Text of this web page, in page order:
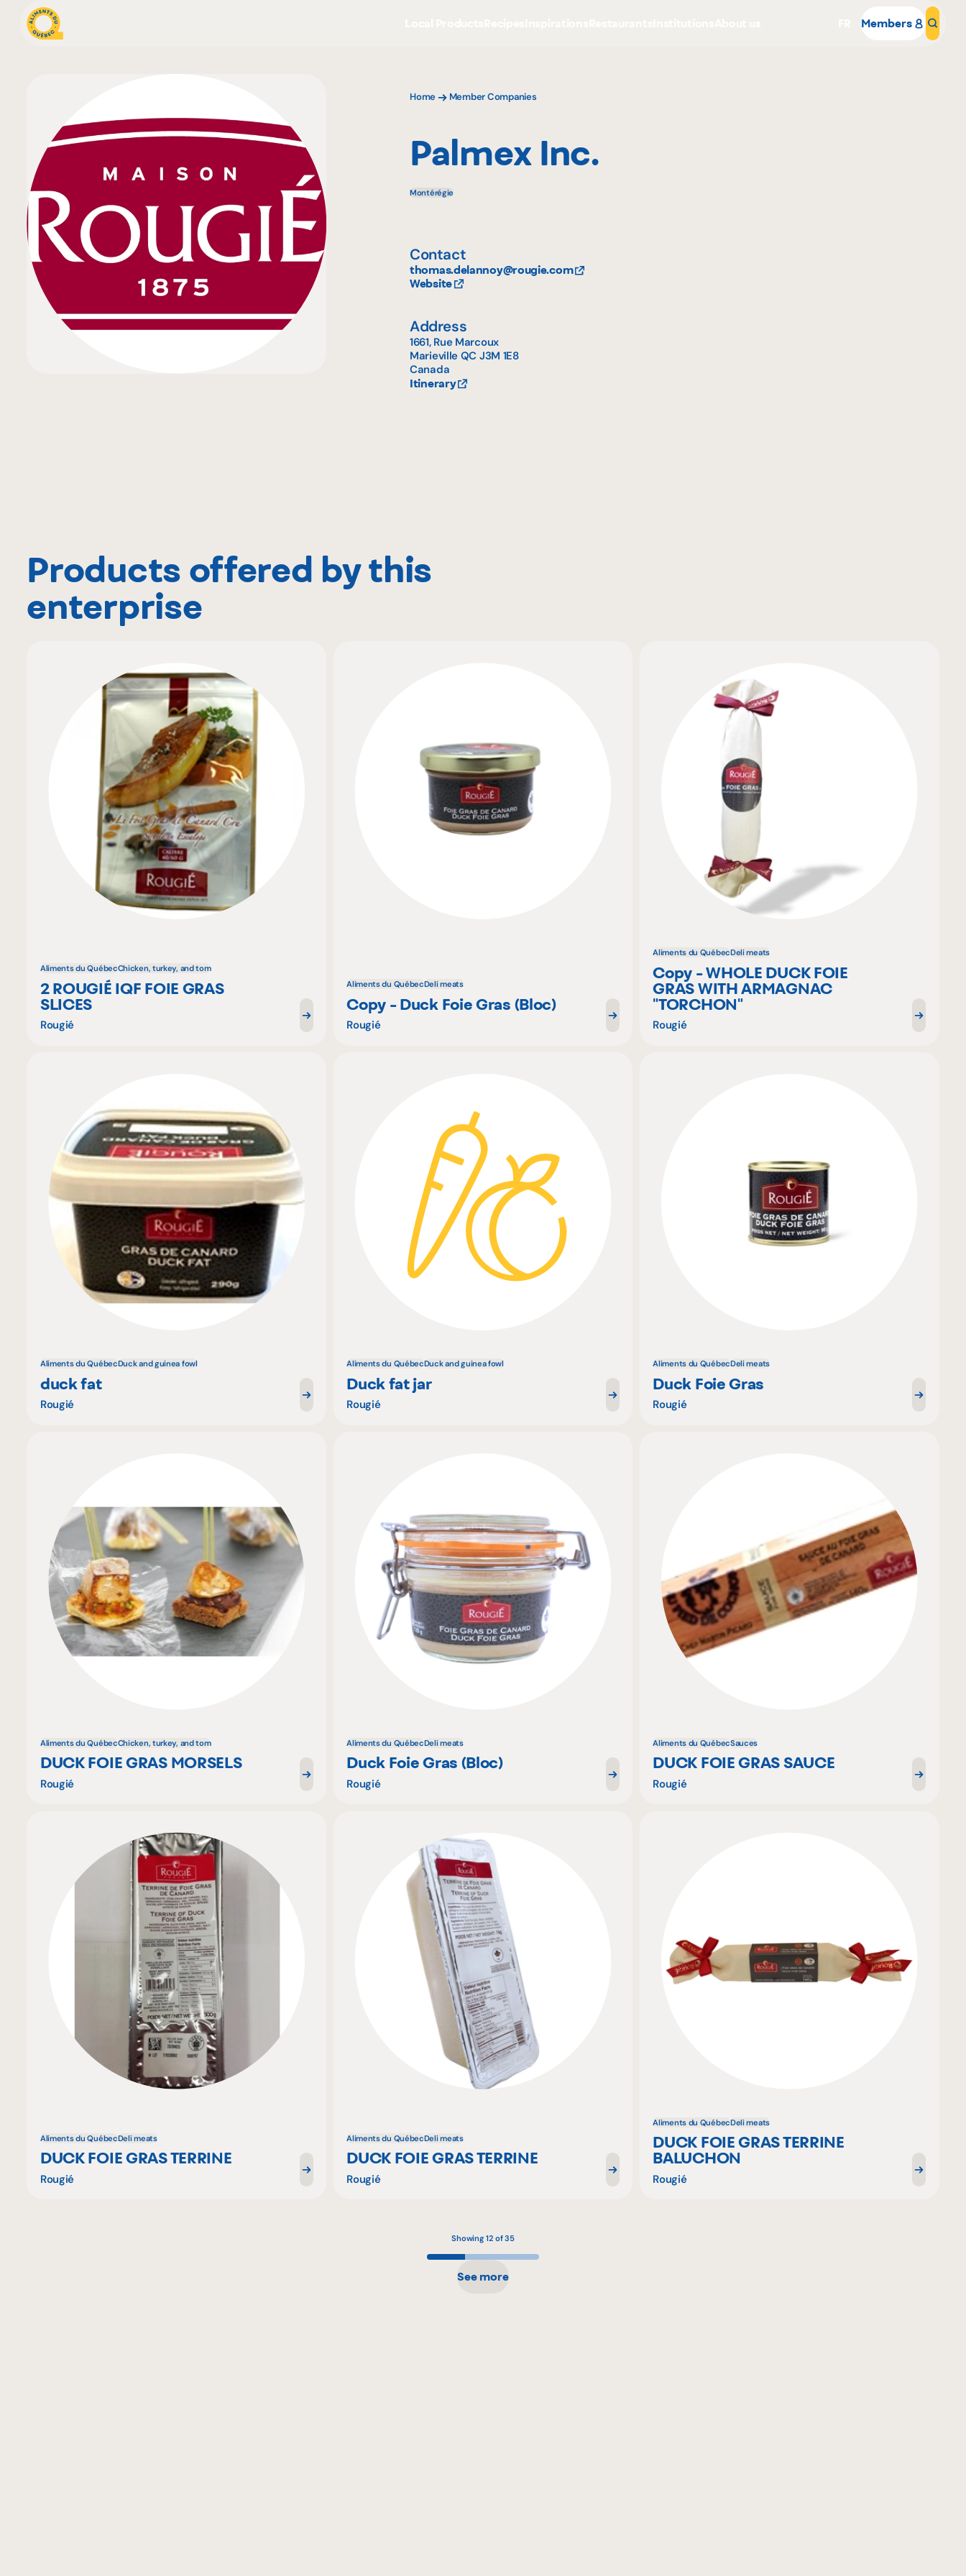
Members
Home Member Companies
Palmex Inc.
Montérégie
Contact
thomas.delannoy@rougie.com
Website
Address
1661, Rue Marcoux
Marieville QC J3M 1E8
Canada
Itinerary
Products offered by this
enterprise
Aliments du QuébecChicken, turkey, and tom
2 ROUGIÉ IQF FOIE GRAS
SLICES
Rougié
Aliments du QuébecDeli meats
Copy - Duck Foie Gras (Bloc)
Rougié
Aliments du QuébecDeli meats
Copy - WHOLE DUCK FOIE
GRAS WITH ARMAGNAC
"TORCHON"
Rougié
Aliments du QuébecDuck and guinea fowl
duck fat
Rougié
Aliments du QuébecDuck and guinea fowl
Duck fat jar
Rougié
Aliments du QuébecDeli meats
Duck Foie Gras
Rougié
Aliments du QuébecChicken, turkey, and tom
DUCK FOIE GRAS MORSELS
Rougié
Aliments du QuébecDeli meats
Duck Foie Gras (Bloc)
Rougié
Aliments du QuébecSauces
DUCK FOIE GRAS SAUCE
Rougié
Aliments du QuébecDeli meats
DUCK FOIE GRAS TERRINE
Rougié
Aliments du QuébecDeli meats
DUCK FOIE GRAS TERRINE
Rougié
Aliments du QuébecDeli meats
DUCK FOIE GRAS TERRINE
BALUCHON
Rougié
Showing 12 of 35
See more